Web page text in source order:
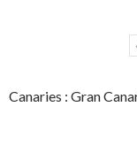
Canaries : Gran